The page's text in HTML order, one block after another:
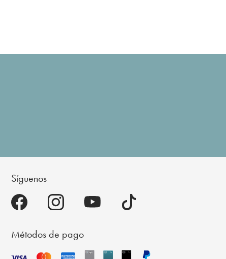
Síguenos
Métodos de pago